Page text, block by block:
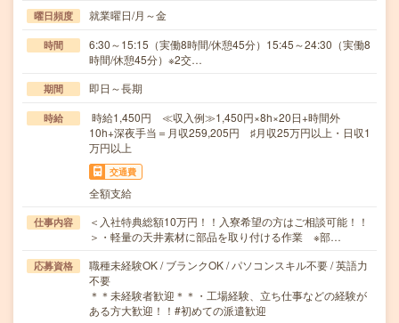
曜日頻度 就業曜日/月～金
時間
6:30～15:15（実働8時間/休憩45分）15:45～24:30（実働8
時間/休憩45分）※2交…
期間 即日～長期
時給
時給1,450円 ≪収入例≫1,450円×8h×20日+時間外
10h+深夜手当＝月収259,205円 ♯月収25万円以上・日収1
万円以上
交通費
全額支給
仕事内容
＜入社特典総額10万円！！入寮希望の方はご相談可能！！
＞・軽量の天井素材に部品を取り付ける作業 ※部…
応募資格
職種未経験OK / ブランクOK / パソコンスキル不要 / 英語力
不要
＊＊未経験者歓迎＊＊・工場経験、立ち仕事などの経験が
ある方大歓迎！！#初めての派遣歓迎